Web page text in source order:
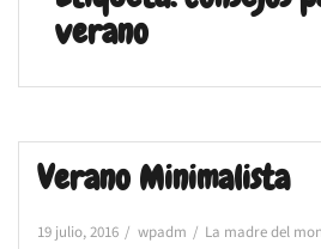
verano
Verano Minimalista
19 julio, 2016 wpadm La madre del